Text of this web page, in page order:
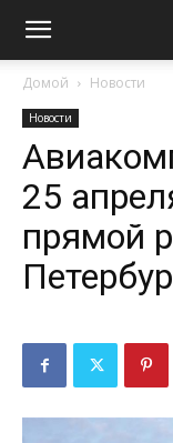
Домой Новости
Новости
25
прямой